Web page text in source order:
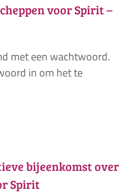
voor Spirit –
met een wachtwoord.
in om het te
bijeenkomst over
Spirit